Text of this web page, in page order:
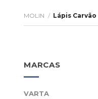
MOLIN / Lápis Carvão
MARCAS
VARTA